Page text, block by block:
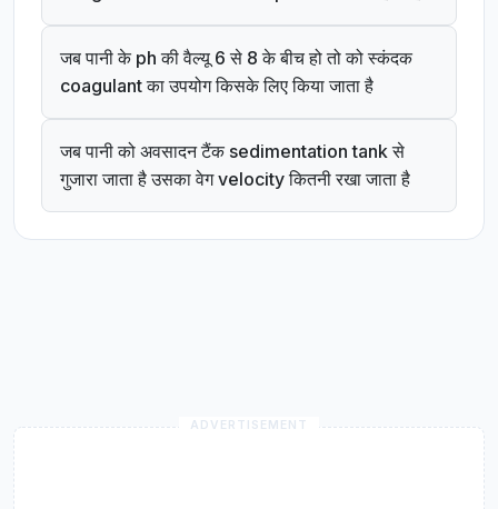
जब पानी के ph की वैल्यू 6 से 8 के बीच हो तो को स्कंदक
coagulant का उपयोग किसके लिए किया जाता है
जब पानी को अवसादन टैंक sedimentation tank से
गुजारा जाता है उसका वेग velocity कितनी रखा जाता है